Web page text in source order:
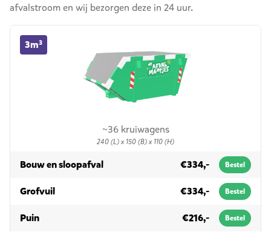
afvalstroom en wij bezorgen deze in 24 uur.
~36 kruiwagens
240 (L) x 150 (B) x 110 (H)
3m³
3m³ container huren
Bouw en sloopafvalin 3m³ €334,- Bestel
Grofvuilin 3m³ €334,- Bestel
Puinin 3m³ €216,- Bestel